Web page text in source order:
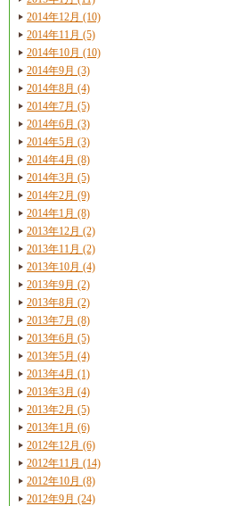
2014年12月 (10)
2014年11月 (5)
2014年10月 (10)
2014年9月 (3)
2014年8月 (4)
2014年7月 (5)
2014年6月 (3)
2014年5月 (3)
2014年4月 (8)
2014年3月 (5)
2014年2月 (9)
2014年1月 (8)
2013年12月 (2)
2013年11月 (2)
2013年10月 (4)
2013年9月 (2)
2013年8月 (2)
2013年7月 (8)
2013年6月 (5)
2013年5月 (4)
2013年4月 (1)
2013年3月 (4)
2013年2月 (5)
2013年1月 (6)
2012年12月 (6)
2012年11月 (14)
2012年10月 (8)
2012年9月 (24)